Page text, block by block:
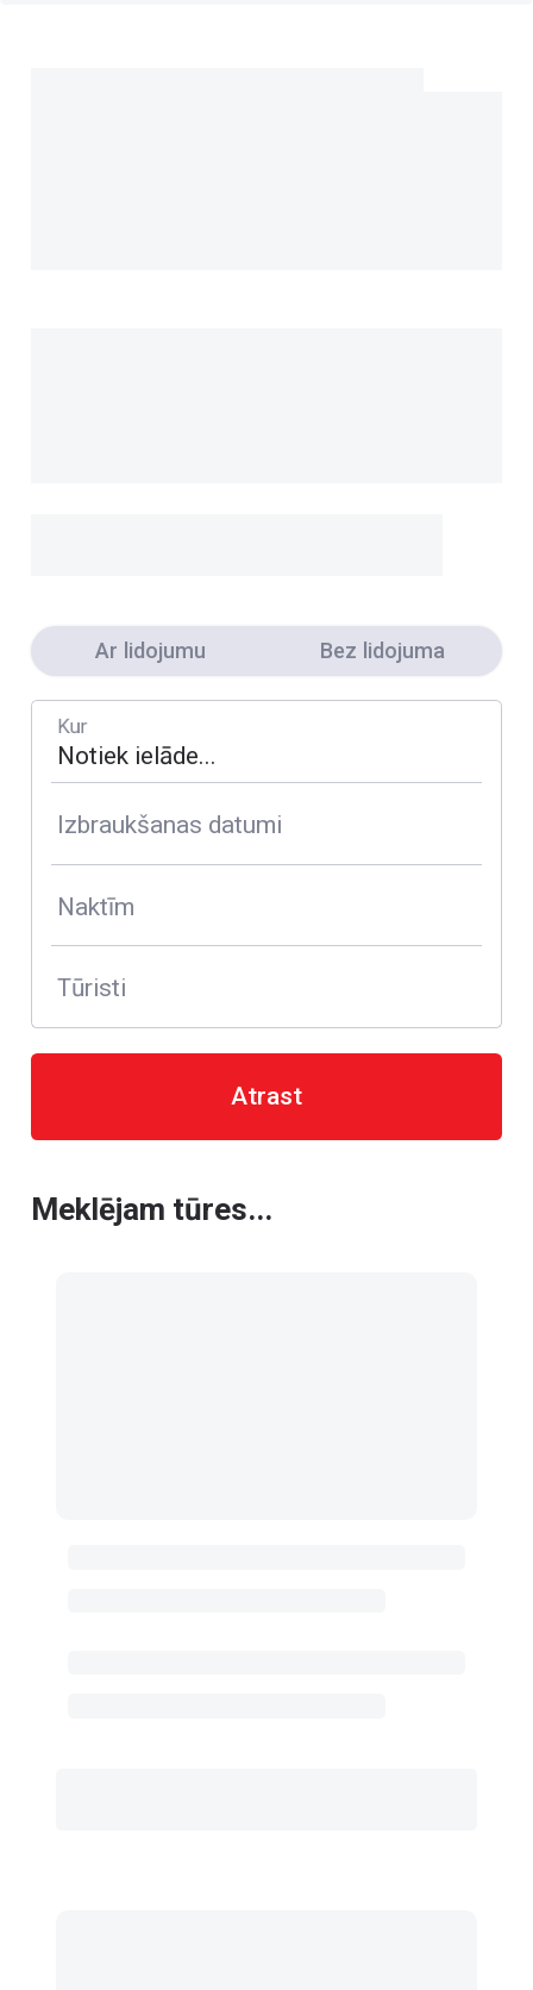
Ar lidojumu Bez lidojuma
Kur
Izbraukšanas datumi
Naktīm
Tūristi
Atrast
Meklējam tūres...